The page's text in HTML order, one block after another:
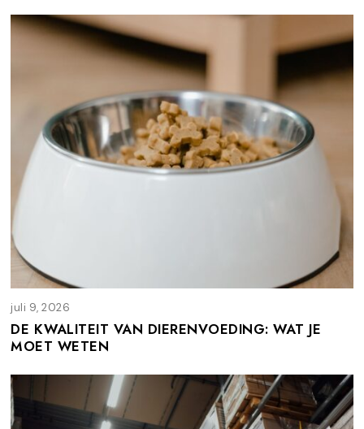
5
,
2
juli 9, 2026
u
l
i
0
DE KWALITEIT VAN DIERENVOEDING: WAT JE
MOET WETEN